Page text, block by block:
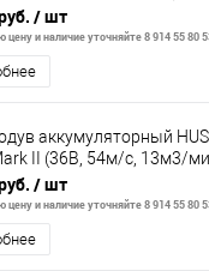
/ шт
цену и наличие уточняйте 8 914 55 80
аккумуляторный
II (36В, 54м/с, 13м3/
и
/ шт
цену и наличие уточняйте 8 914 55 80